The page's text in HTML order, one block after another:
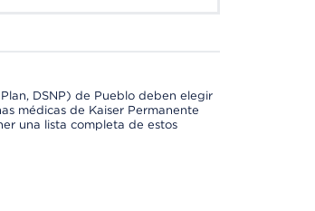
DSNP) de Pueblo deben elegir
médicas de Kaiser Permanente
una lista completa de estos